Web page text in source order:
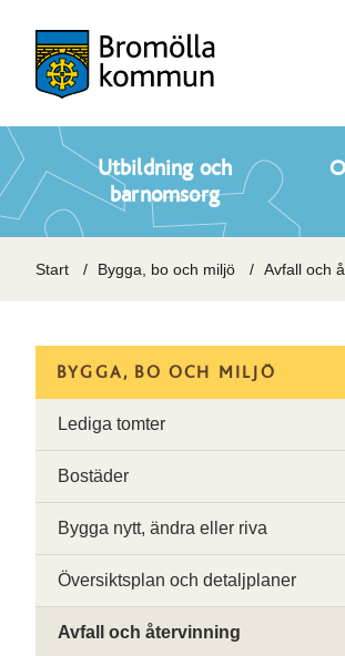
Utbildning och
barnomsorg
Start Bygga, bo och miljö Avfall och
BYGGA, BO OCH MILJÖ
Lediga tomter
Bostäder
Bygga nytt, ändra eller riva
Översiktsplan och detaljplaner
Avfall och återvinning